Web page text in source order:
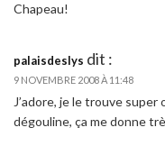
Chapeau!
palaisdeslys dit :
9 NOVEMBRE 2008 À 11:48
J’adore, je le trouve super
dégouline, ça me donne